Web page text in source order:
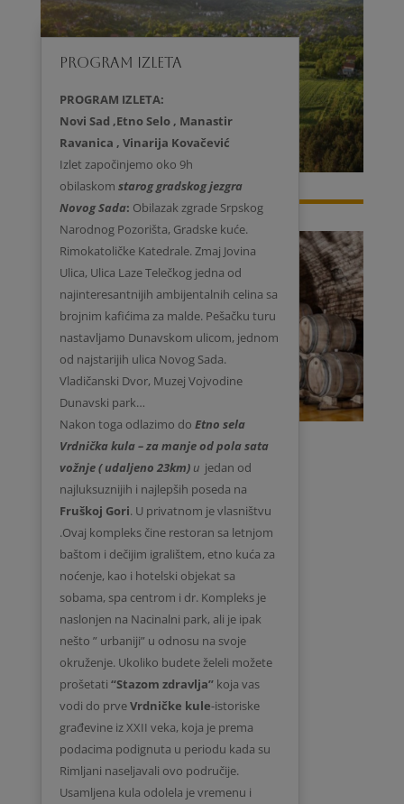
PROGRAM IZLETA
PROGRAM IZLETA:
Novi Sad ,Etno Selo , Manastir
Ravanica , Vinarija Kovačević
Izlet započinjemo oko 9h
obilaskom starog gradskog jezgra
Novog Sada: Obilazak zgrade Srpskog
Narodnog Pozorišta, Gradske kuće.
Rimokatoličke Katedrale. Zmaj Jovina
Ulica, Ulica Laze Telečkog jedna od
najinteresantnijih ambijentalnih celina sa
brojnim kafićima za malde. Pešačku turu
nastavljamo Dunavskom ulicom, jednom
od najstarijih ulica Novog Sada.
Vladičanski Dvor, Muzej Vojvodine
Dunavski park…
Nakon toga odlazimo do Etno sela
Vrdnička kula – za manje od pola sata
vožnje ( udaljeno 23km)u jedan od
najluksuznijih i najlepših poseda na
Fruškoj Gori. U privatnom je vlasništvu
.Ovaj kompleks čine restoran sa letnjom
baštom i dečijim igralištem, etno kuća za
noćenje, kao i hotelski objekat sa
sobama, spa centrom i dr. Kompleks je
naslonjen na Nacinalni park, ali je ipak
nešto ” urbaniji” u odnosu na svoje
okruženje. Ukoliko budete želeli možete
prošetati “Stazom zdravlja”koja vas
vodi do prveVrdničke kule-istoriske
građevine iz XXII veka, koja je prema
podacima podignuta u periodu kada su
Rimljani naseljavali ovo područije.
Usamljena kula odolela je vremenu i